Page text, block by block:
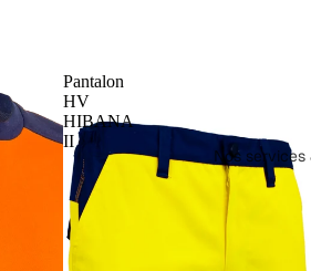
Nos services
Pantalon
HV
HIBANA
II